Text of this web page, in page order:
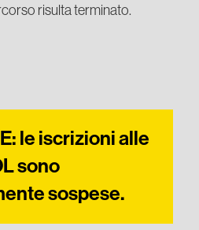
risulta terminato.
le iscrizioni alle
sono
sospese.​